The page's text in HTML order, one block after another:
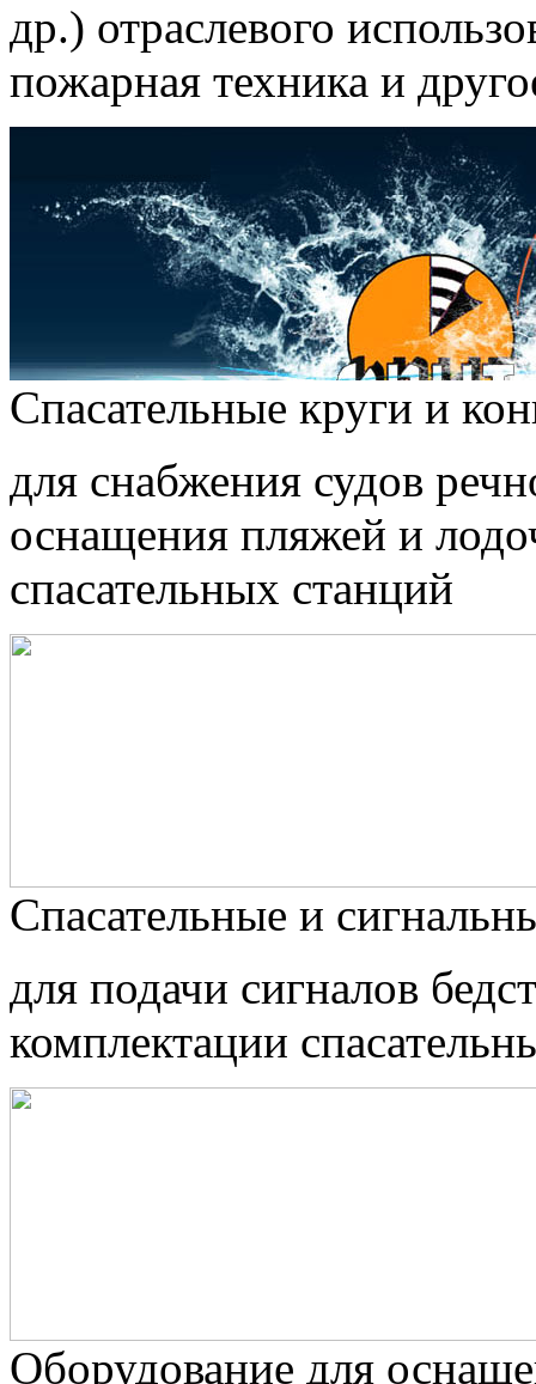
др.) отраслевого
пожарная техника и
Спасательные круги и
для снабжения судов
оснащения пляжей и
спасательных станций
Спасательные и
для подачи сигналов
комплектации
Оборудование для